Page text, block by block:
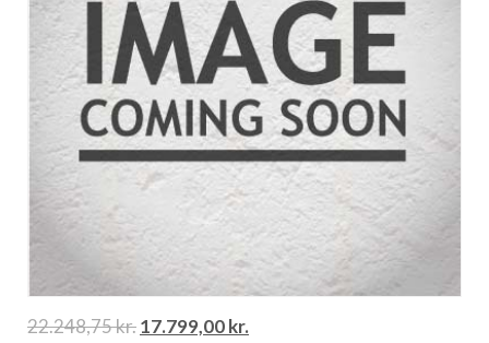
22.248,75kr.17.799,00kr.